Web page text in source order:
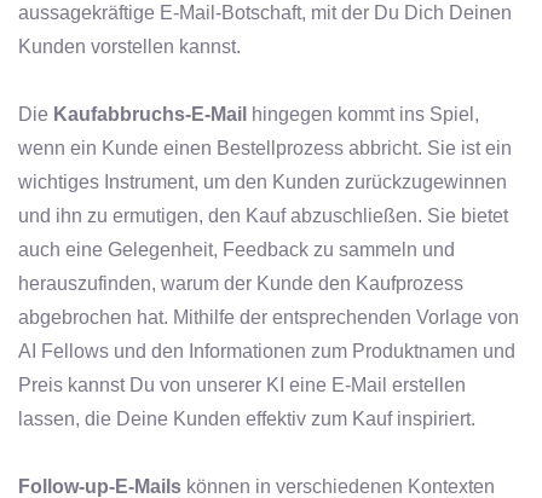
aussagekräftige E-Mail-Botschaft, mit der Du Dich Deinen
Kunden vorstellen kannst.
Die Kaufabbruchs-E-Mail hingegen kommt ins Spiel,
wenn ein Kunde einen Bestellprozess abbricht. Sie ist ein
wichtiges Instrument, um den Kunden zurückzugewinnen
und ihn zu ermutigen, den Kauf abzuschließen. Sie bietet
auch eine Gelegenheit, Feedback zu sammeln und
herauszufinden, warum der Kunde den Kaufprozess
abgebrochen hat. Mithilfe der entsprechenden Vorlage von
AI Fellows und den Informationen zum Produktnamen und
Preis kannst Du von unserer KI eine E-Mail erstellen
lassen, die Deine Kunden effektiv zum Kauf inspiriert.
Follow-up-E-Mails können in verschiedenen Kontexten